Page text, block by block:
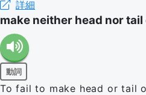
詳細
make neither head nor tail
動詞
To fail to make head or tail